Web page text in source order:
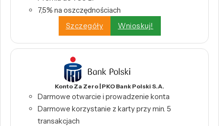
7,5% na oszczędnościach
Szczegóły
Wnioskuj!
Konto Za Zero | PKO Bank Polski S.A.
Darmowe otwarcie i prowadzenie konta
Darmowe korzystanie z karty przy min. 5
transakcjach